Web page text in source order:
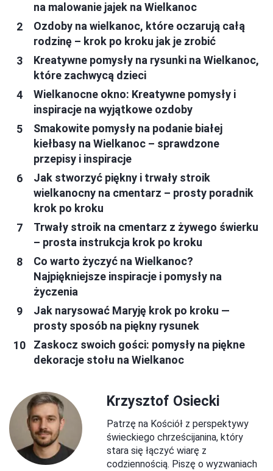
na malowanie jajek na Wielkanoc
Ozdoby na wielkanoc, które oczarują całą
rodzinę – krok po kroku jak je zrobić
Kreatywne pomysły na rysunki na Wielkanoc,
które zachwycą dzieci
Wielkanocne okno: Kreatywne pomysły i
inspiracje na wyjątkowe ozdoby
Smakowite pomysły na podanie białej
kiełbasy na Wielkanoc – sprawdzone
przepisy i inspiracje
Jak stworzyć piękny i trwały stroik
wielkanocny na cmentarz – prosty poradnik
krok po kroku
Trwały stroik na cmentarz z żywego świerku
– prosta instrukcja krok po kroku
Co warto życzyć na Wielkanoc?
Najpiękniejsze inspiracje i pomysły na
życzenia
Jak narysować Maryję krok po kroku —
prosty sposób na piękny rysunek
Zaskocz swoich gości: pomysły na piękne
dekoracje stołu na Wielkanoc
Krzysztof Osiecki
Patrzę na Kościół z perspektywy
świeckiego chrześcijanina, który
stara się łączyć wiarę z
codziennością. Piszę o wyzwaniach